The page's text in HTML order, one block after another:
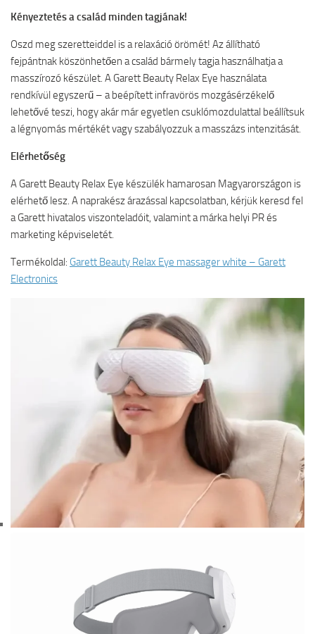
Kényeztetés a család minden tagjának!
Oszd meg szeretteiddel is a relaxáció örömét! Az állítható
fejpántnak köszönhetően a család bármely tagja használhatja a
masszírozó készület. A Garett Beauty Relax Eye használata
rendkívül egyszerű – a beépített infravörös mozgásérzékelő
lehetővé teszi, hogy akár már egyetlen csuklómozdulattal beállítsuk
a légnyomás mértékét vagy szabályozzuk a masszázs intenzitását.
Elérhetőség
A Garett Beauty Relax Eye készülék hamarosan Magyarországon is
elérhető lesz. A naprakész árazással kapcsolatban, kérjük keresd fel
a Garett hivatalos viszonteladóit, valamint a márka helyi PR és
marketing képviseletét.
Termékoldal: Garett Beauty Relax Eye massager white – Garett
Electronics